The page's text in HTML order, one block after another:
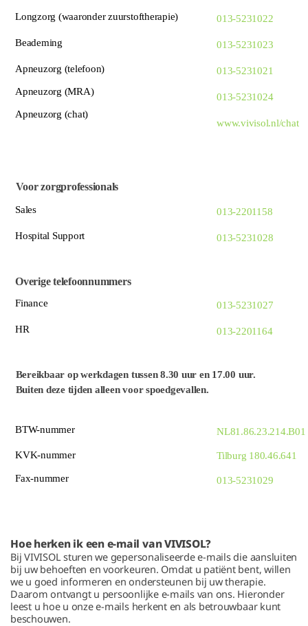
Longzorg (waaronder zuurstoftherapie)
013-5231022
Beademing 013-5231023
Apneuzorg (telefoon)
Apneuzorg (MRA)
Apneuzorg (chat)
013-5231021
013-5231024
www.vivisol.nl/chat
Voor zorgprofessionals
Sales
013-2201158
Hospital Support 013-5231028
Overige telefoonnummers
Finance
013-5231027
HR 013-2201164
Bereikbaar op werkdagen tussen 8.30 uur en 17.00 uur.
Buiten deze tijden alleen voor spoedgevallen.
BTW-nummer
NL81.86.23.214.B01
KVK-nummer
Tilburg 180.46.641
Fax-nummer
013-5231029
Hoe herken ik een e-mail van VIVISOL?
Bij VIVISOL sturen we gepersonaliseerde e-mails die aansluiten
bij uw behoeften en voorkeuren. Omdat u patiënt bent, willen
we u goed informeren en ondersteunen bij uw therapie.
Daarom ontvangt u persoonlijke e-mails van ons. Hieronder
leest u hoe u onze e-mails herkent en als betrouwbaar kunt
beschouwen.